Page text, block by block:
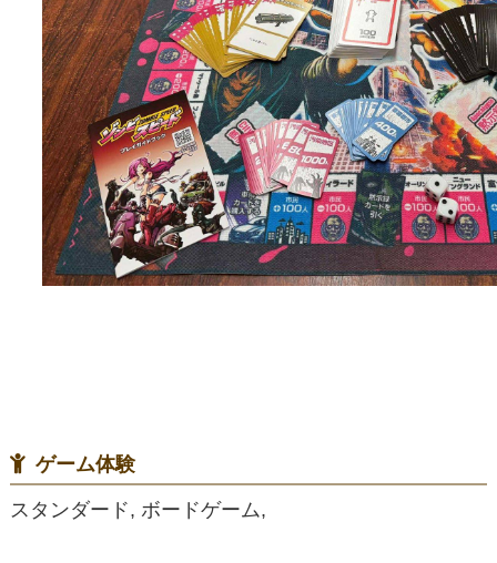
ゲーム体験
スタンダード, ボードゲーム,